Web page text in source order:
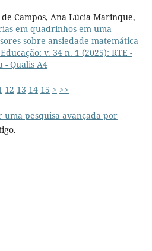
Campos, Ana Lúcia Marinque,
em quadrinhos em uma
sobre ansiedade matemática
v. 34 n. 1 (2025): RTE -
- Qualis A4
12 13 14 15 > >>
uma pesquisa avançada por